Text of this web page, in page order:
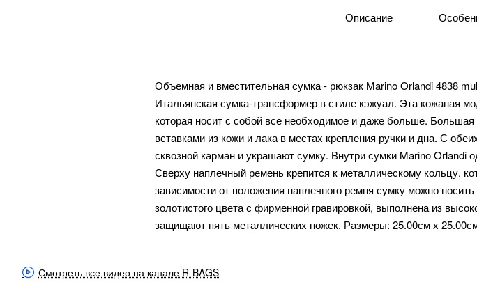
Описание
Объемная и вместительная сумка - рюкзак Marino Orlandi 4838
Итальянская сумка-трансформер в стиле кэжуал. Эта кожаная
которая носит с собой все необходимое и даже больше.
вставками из кожи и лака в местах крепления ручки и дна. С
сквозной карман и украшают сумку. Внутри сумки Marino
Сверху наплечный ремень крепится к металлическому кольцу,
зависимости от положения наплечного ремня сумку можно
золотистого цвета с фирменной гравировкой, выполнена из
защищают пять металлических ножек. Размеры: 25.00см х
Смотреть все видео на канале R-BAGS